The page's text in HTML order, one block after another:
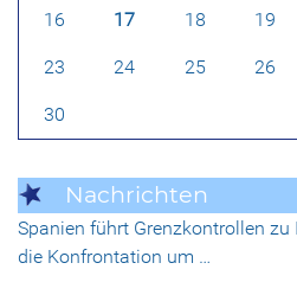
16 17 18 19
23 24 25 26
30
Nachrichten
Spanien führt Grenzkontrollen
die Konfrontation um …